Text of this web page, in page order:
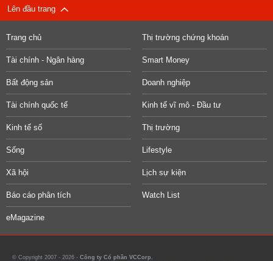
Lên đầu trang
Trang chủ Thị trường chứng khoán
Tài chính - Ngân hàng Smart Money
Bất động sản Doanh nghiệp
Tài chính quốc tế Kinh tế vĩ mô - Đầu tư
Kinh tế số Thị trường
Sống Lifestyle
Xã hội Lịch sự kiện
Báo cáo phân tích Watch List
eMagazine
© Copyright 2007 - 2026 - Công ty Cổ phần VCCorp.